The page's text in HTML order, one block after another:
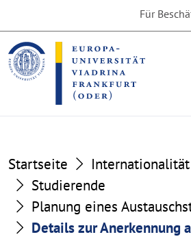
the
content
section
the
footer
section
Für
Startseite Internationalität
Studierende
Planung eines
Details zur Anerkennung